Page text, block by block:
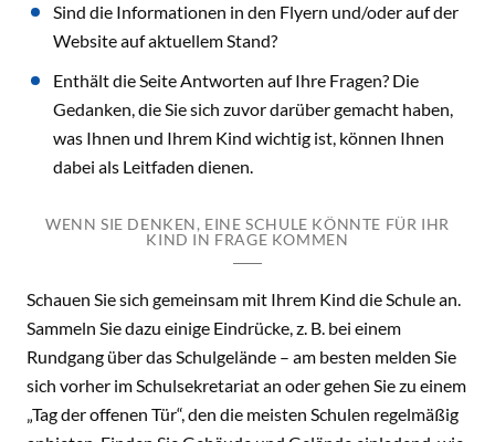
Sind die Informationen in den Flyern und/oder auf der
Website auf aktuellem Stand?
Enthält die Seite Antworten auf Ihre Fragen? Die
Gedanken, die Sie sich zuvor darüber gemacht haben,
was Ihnen und Ihrem Kind wichtig ist, können Ihnen
dabei als Leitfaden dienen.
WENN SIE DENKEN, EINE SCHULE KÖNNTE FÜR IHR
KIND IN FRAGE KOMMEN
Schauen Sie sich gemeinsam mit Ihrem Kind die Schule an.
Sammeln Sie dazu einige Eindrücke, z. B. bei einem
Rundgang über das Schulgelände – am besten melden Sie
sich vorher im Schulsekretariat an oder gehen Sie zu einem
„Tag der offenen Tür“, den die meisten Schulen regelmäßig